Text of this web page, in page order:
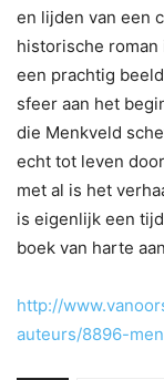
en lijden van een
historische
een prachtig
sfeer aan het
die Menkveld
echt tot leven
met al is het
is eigenlijk een
boek van harte
http://
auteurs/8896-